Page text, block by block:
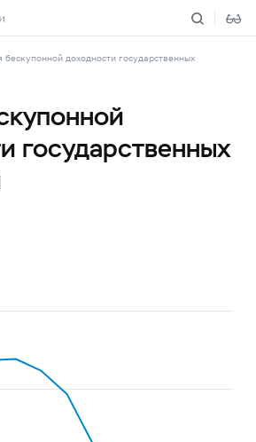
бескупонной доходности государственных
государственных